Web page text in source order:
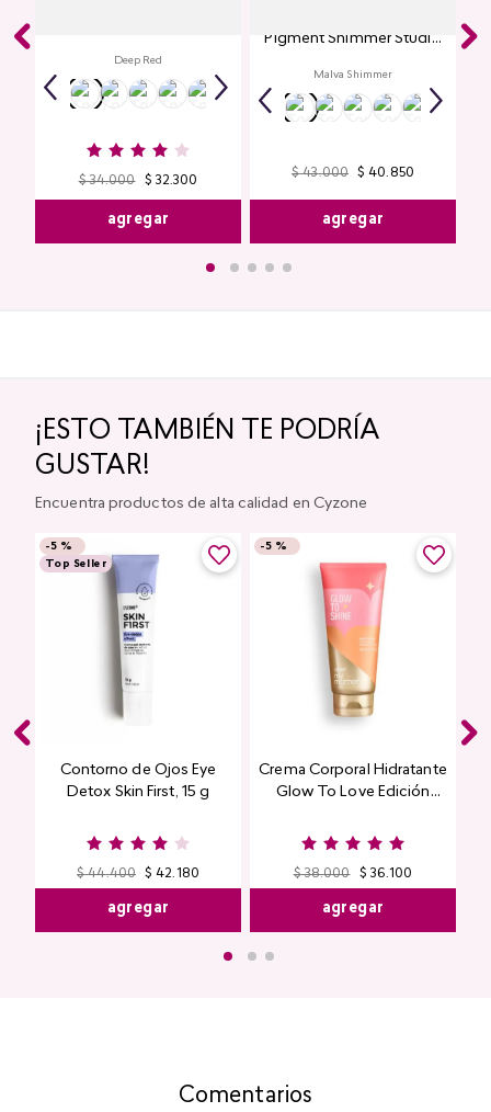
Deep Red
$ 34.000 $ 32.300
agregar
Pigment Shimmer Studio
Malva Shimmer
$ 43.000 $ 40. 850
agregar
¡ESTO TAMBIÉN TE PODRÍA
GUSTAR!
Encuentra productos de alta calidad en Cyzone
-5 %
Top Seller
Contorno de Ojos Eye
Detox Skin First, 15 g
$ 44.400 $ 42.180
agregar
-5 %
Crema Corporal Hidratante
Glow To Love Edición
$ 38.000 $ 36.100
agregar
Comentarios